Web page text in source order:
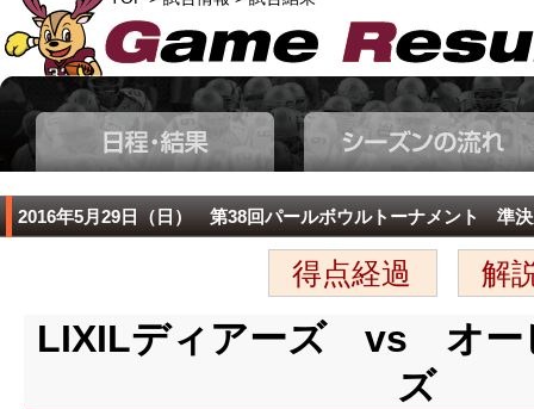
2016年5月29日（日） 第38回パールボウルトーナメント 準
得点経過 解
LIXILディアーズ vs オー
ズ